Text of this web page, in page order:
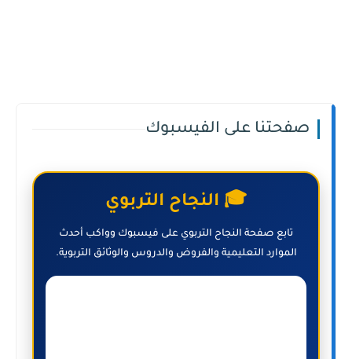
صفحتنا على الفيسبوك
🎓 النجاح التربوي
تابع صفحة النجاح التربوي على فيسبوك وواكب أحدث
الموارد التعليمية والفروض والدروس والوثائق التربوية.